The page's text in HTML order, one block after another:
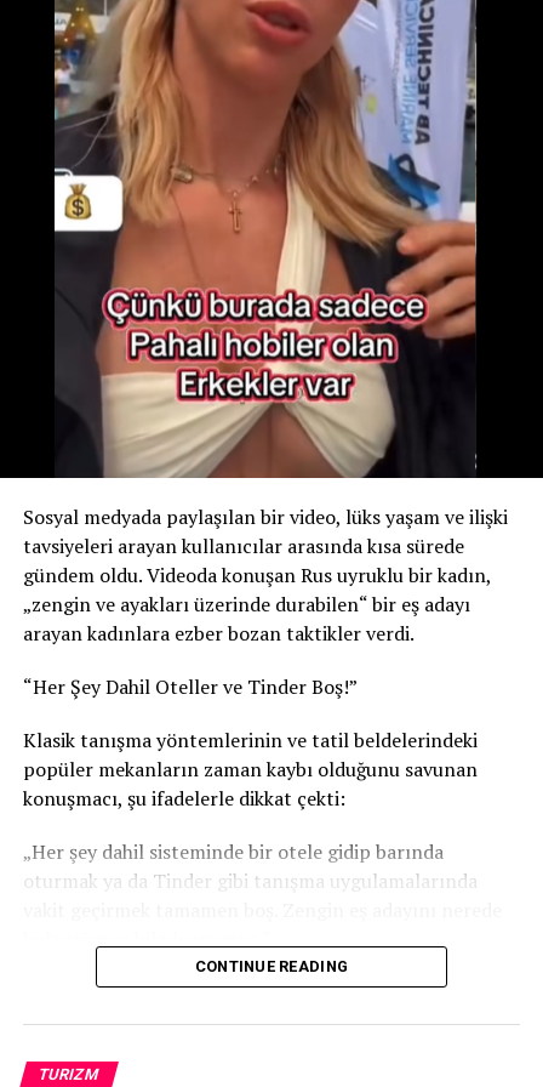
#EnİyiTermalŞehir #TurizmPotansiyeli #AnkaraTemsil
#Yatırım #SürdürülebilirTurizm #İsvicre #Aargau
#İsviçre #Tessin #Switzerland #Schweiz #Suisse
#Svizzera #Svizra #Suiza #Suíça #Sveits #Zwitserland
#Švica #Švýcarsko #Shveytsariya #Švicarska
#isvicrehaberleri #luzern #zürich #zürih #basel #bern
#isvicredehayat
AIRBNB’DE ÇİFTE STANDART: İSVİÇRE’DE YENİ ALT
KİRALAMA DÜZENLEMELERİ İÇİN SAVAŞ
İSVİÇRE TÜRKİYE’DEKİ TERÖR SALDIRISINI KINADI
Sosyal medyada paylaşılan bir video, lüks yaşam ve ilişki
tavsiyeleri arayan kullanıcılar arasında kısa sürede
gündem oldu. Videoda konuşan Rus uyruklu bir kadın,
„zengin ve ayakları üzerinde durabilen“ bir eş adayı
arayan kadınlara ezber bozan taktikler verdi.
“Her Şey Dahil Oteller ve Tinder Boş!”
Klasik tanışma yöntemlerinin ve tatil beldelerindeki
popüler mekanların zaman kaybı olduğunu savunan
konuşmacı, şu ifadelerle dikkat çekti:
„Her şey dahil sisteminde bir otele gidip barında
oturmak ya da Tinder gibi tanışma uygulamalarında
Doğru Adres: Yat Fuarı ve Marinalar
sıralayan Rus konuşmacı, çözümün lüks hobilerin
CONTINUE READING
TURIZM